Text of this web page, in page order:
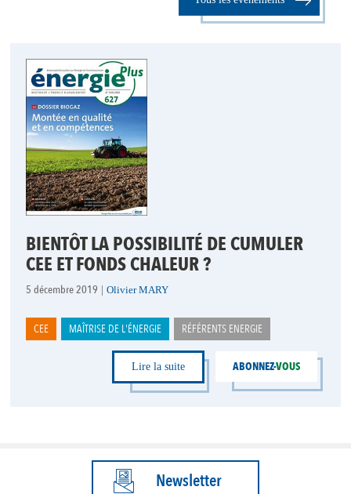
BIENTÔT LA POSSIBILITÉ DE CUMULER
CEE ET FONDS CHALEUR ?
5 décembre 2019 | Olivier MARY
CEE MAÎTRISE DE L'ÉNERGIE RÉFÉRENTS ENERGIE
Lire la suite ABONNEZ-VOUS
Newsletter